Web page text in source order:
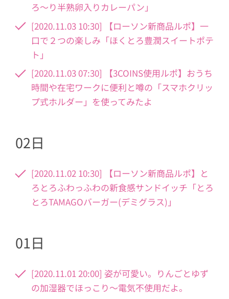
ろ〜り半熟卵入りカレーパン」
[2020.11.03 10:30] 【ローソン新商品ルポ】一
口で２つの楽しみ「ほくとろ豊潤スイートポテ
ト」
[2020.11.03 07:30] 【3COINS使用ルポ】おうち
時間や在宅ワークに便利と噂の「スマホクリッ
プ式ホルダー」を使ってみたよ
02日
[2020.11.02 10:30] 【ローソン新商品ルポ】と
ろとろふわっふわの新食感サンドイッチ「とろ
とろTAMAGOバーガー(デミグラス)」
01日
[2020.11.01 20:00] 姿が可愛い。りんごとゆず
の加湿器でほっこり～電気不使用だよ。